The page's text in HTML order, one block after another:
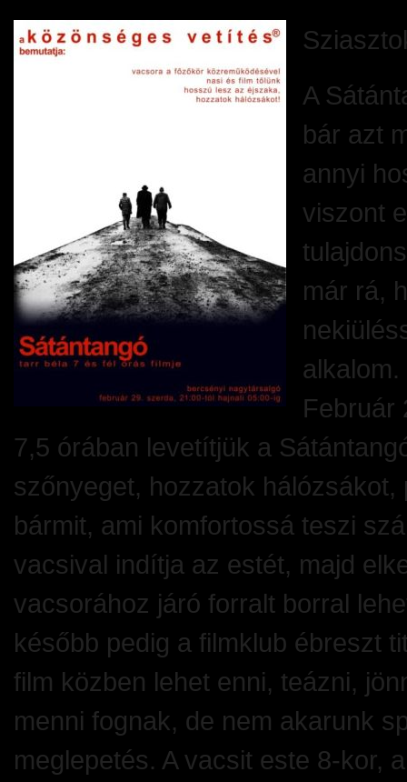
A
bár azt
annyi
viszont
már rá,
Február
7,5 órában levetítjük a
szőnyeget, hozzatok
bármit, ami komfortossá teszi
vacsival indítja az estét, majd
vacsorához járó forralt borral
később pedig a filmklub ébreszt
film közben lehet enni, teázni,
menni fognak, de nem akarunk
meglepetés. A vacsit este 8-kor,